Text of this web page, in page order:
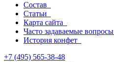
Состав
Статьи
Карта сайта
Часто задаваемые вопросы
История конфет
+7 (495) 565-38-48